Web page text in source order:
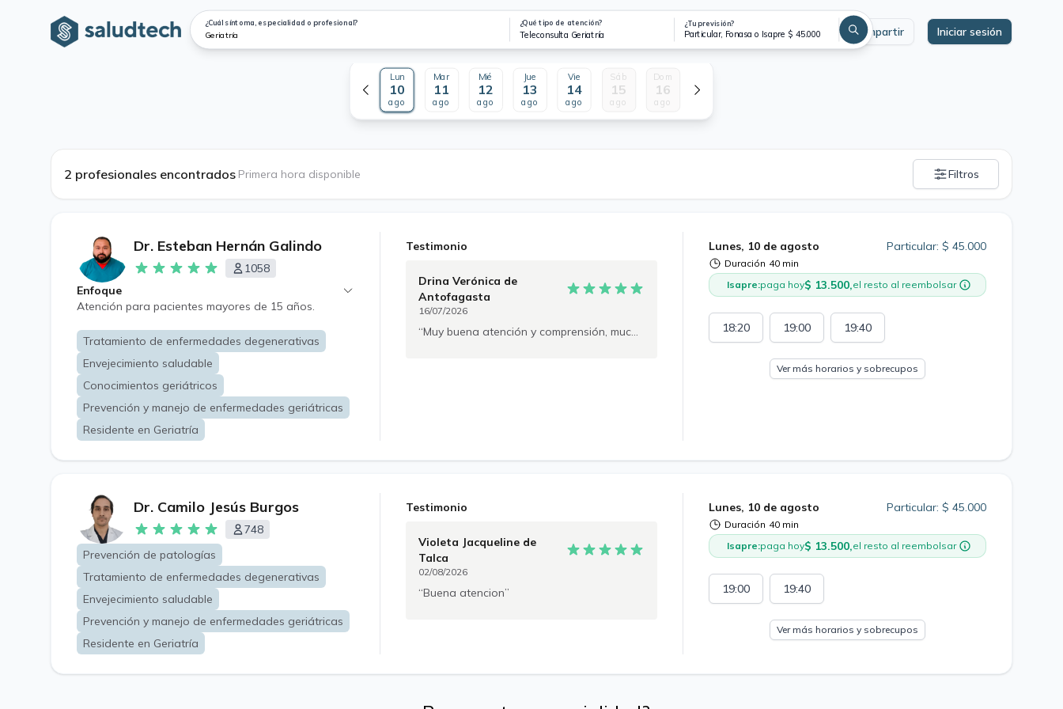
Compartir Iniciar sesión
¿Cuál síntoma, especialidad o profesional? ¿Qué tipo de atención?
Teleconsulta Geriatría
¿Tu previsión?
Particular, Fonasa o Isapre $ 45.000
Lun
10
ago
Mar
11
ago
Mié
12
ago
Jue
13
ago
Vie
14
ago
Sáb
15
ago
Dom
16
ago
2 profesionales encontrados Primera hora disponible Filtros
Dr. Esteban Hernán Galindo
1058
Enfoque
Atención para pacientes mayores de 15 años.
Tratamiento de enfermedades degenerativas
Envejecimiento saludable
Conocimientos geriátricos
Prevención y manejo de enfermedades geriátricas
Residente en Geriatría
Lunes, 10 de agosto
Duración 40 min
Particular: $ 45.000
Isapre:paga hoy$ 13.500,el resto al reembolsar
18:20 19:00 19:40
Ver más horarios y sobrecupos
Testimonio
Drina Verónica de
Antofagasta
16/07/2026
Muy buena atención y comprensión, muchas gracias.
Dr. Camilo Jesús Burgos
748
Prevención de patologías
Tratamiento de enfermedades degenerativas
Envejecimiento saludable
Prevención y manejo de enfermedades geriátricas
Residente en Geriatría
Lunes, 10 de agosto
Duración 40 min
Particular: $ 45.000
Isapre:paga hoy$ 13.500,el resto al reembolsar
19:00 19:40
Ver más horarios y sobrecupos
Testimonio
Violeta Jacqueline de
Talca
02/08/2026
Buena atencion